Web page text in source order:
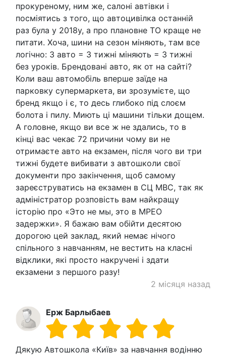
прокуреному, ним же, салоні автівки і
посміятись з того, що автоцивілка останній
раз була у 2018у, а про плановне ТО краще не
питати. Хоча, шини на сезон міняють, там все
логічно: 3 авто = 3 тижні міняють = 3 тижні
без уроків. Брендовані авто, як от на сайті?
Коли ваш автомобіль вперше заїде на
парковку супермаркета, ви зрозумієте, що
бренд якщо і є, то десь глибоко під слоєм
болота і пилу. Миють ці машини тільки дощем.
А головне, якщо ви все ж не здались, то в
кінці вас чекає 72 причини чому ви не
отримаєте авто на екзамен, після чого ви три
тижні будете вибивати з автошколи свої
документи про закінчення, щоб самому
зареєструватись на екзамен в СЦ МВС, так як
адміністратор розповість вам найкращу
історію про «Это не мы, это в МРЕО
задержки». Я бажаю вам обійти десятою
дорогою цей заклад, який немає нічого
спільного з навчанням, не вестить на класні
відклики, які просто накручені і здати
екзамени з першого разу!
2 місяця назад
Ерж Барлыбаев
Дякую Автошкола «Київ» за навчання водінню